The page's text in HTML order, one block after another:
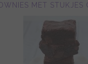
MET STUKJES